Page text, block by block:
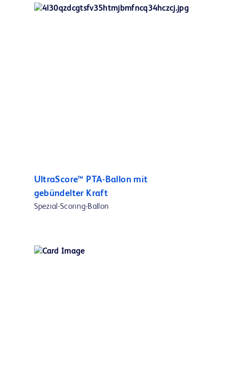
UltraScore™ PTA-Ballon mit
gebündelter Kraft
Spezial-Scoring-Ballon